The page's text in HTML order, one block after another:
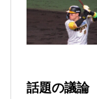
話題の議論